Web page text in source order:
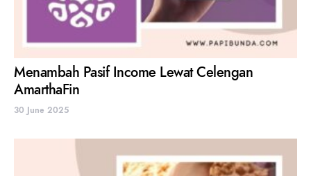
Menambah Pasif Income Lewat Celengan
AmarthaFin
30 June 2025